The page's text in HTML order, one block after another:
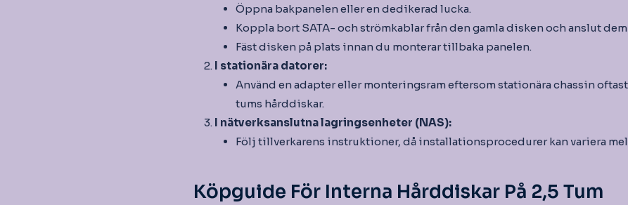
Öppna bakpanelen eller en dedikerad lucka.
Koppla bort SATA- och strömkablar från den gamla disken och anslut
Fäst disken på plats innan du monterar tillbaka panelen.
I stationära datorer:
Använd en adapter eller monteringsram eftersom stationära chassin
tums hårddiskar.
I nätverksanslutna lagringsenheter (NAS):
Följ tillverkarens instruktioner, då installationsprocedurer kan variera
Köpguide För Interna Hårddiskar På 2,5 Tum